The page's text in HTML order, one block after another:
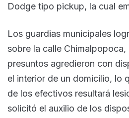
Dodge tipo pickup, la cual
Los guardias municipales
sobre la calle
presuntos agredieron con
el interior de un domicilio, lo
de los efectivos resultará
solicitó el auxilio de los